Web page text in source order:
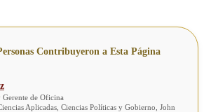
Contribuyeron a Esta Página
Gerente de Oficina
Aplicadas, Ciencias Políticas y Gobierno, John